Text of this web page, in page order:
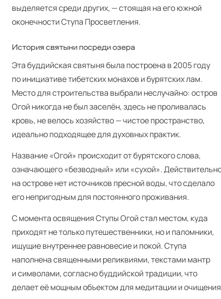
выделяется среди других, — стоящая на его южной
оконечности Ступа Просветления.
История святыни посреди озера
Эта буддийская святыня была построена в 2005 году
по инициативе тибетских монахов и бурятских лам.
Место для строительства выбрали неслучайно: остров
Огой никогда не был заселён, здесь не проливалась
кровь, не велось хозяйство — чистое пространство,
идеально подходящее для духовных практик.
Название «Огой» происходит от бурятского слова,
означающего «безводный» или «сухой».
на острове нет источников пресной воды, что сделало
его непригодным для постоянного проживания.
С момента освящения Ступы Огой стал местом, куда
приходят не только путешественники, но и паломники,
ищущие внутреннее равновесие и покой. Ступа
наполнена священными реликвиями, текстами мантр
и символами, согласно буддийской традиции, что
делает её мощным объектом для медитации и